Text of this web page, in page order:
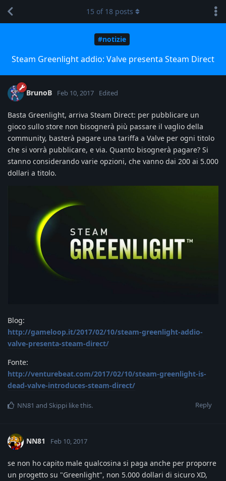
#notizie
Steam Greenlight addio: Valve presenta Steam Direct
15 of 18 posts
BrunoB Feb 10, 2017 Edited
Basta Greenlight, arriva Steam Direct: per pubblicare un
gioco sullo store non bisognerà più passare il vaglio della
community, basterà pagare una tariffa a Valve per ogni titolo
che si vorrà pubblicare, e via. Quanto bisognerà pagare? Si
stanno considerando varie opzioni, che vanno dai 200 ai 5.000
dollari a titolo.
Blog:
http://gameloop.it/2017/02/10/steam-greenlight-addio-
valve-presenta-steam-direct/
Fonte:
http://venturebeat.com/2017/02/10/steam-greenlight-is-
dead-valve-introduces-steam-direct/
Reply
NN81 and Skippi like this.
NN81 Feb 10, 2017
se non ho capito male qualcosina si paga anche per proporre
un progetto su "Greenlight", non 5.000 dollari di sicuro XD,